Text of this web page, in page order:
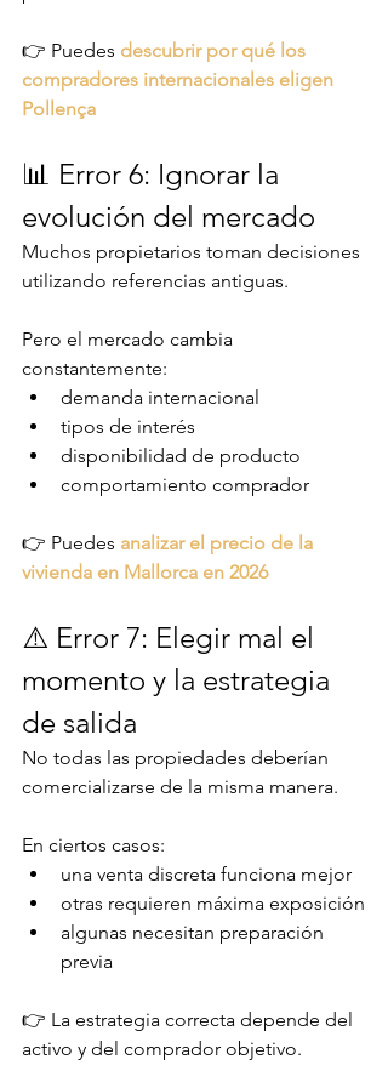
👉 Puedes descubrir por qué los
compradores internacionales eligen
Pollença
📊 Error 6: Ignorar la
evolución del mercado
Muchos propietarios toman decisiones
utilizando referencias antiguas.
Pero el mercado cambia
constantemente:
demanda internacional
tipos de interés
disponibilidad de producto
comportamiento comprador
👉 Puedes analizar el precio de la
vivienda en Mallorca en 2026
⚠️ Error 7: Elegir mal el
momento y la estrategia
de salida
No todas las propiedades deberían
comercializarse de la misma manera.
En ciertos casos:
una venta discreta funciona mejor
otras requieren máxima exposición
algunas necesitan preparación
previa
👉 La estrategia correcta depende del
activo y del comprador objetivo.